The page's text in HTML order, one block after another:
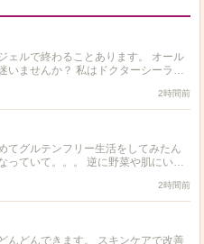
ェルで終わることあります。 オール
いませんか？ 私はドクターシーラボ
てます。 オス…
2時間前
てグルテンフリー生活をしてみたん
っていて。。。 逆に野菜や肌にいい
や米、味が濃ゆい…
2時間前
んどんできます。 スキンケアで改善